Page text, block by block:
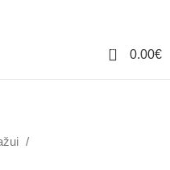
0 0.00€